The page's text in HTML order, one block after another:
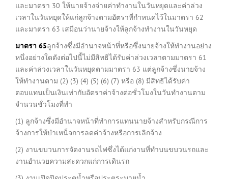
และมาตรา 30 ให้นายจ้างจ่ายค่าทำงานในวันหยุดและค่าล่วง
เวลาในวันหยุดให้แก่ลูกจ้างตามอัตราที่กำหนดไว้ในมาตรา 62
และมาตรา 63 เสมือนว่านายจ้างให้ลูกจ้างทำงานในวันหยุด
มาตรา 65ลูกจ้างซึ่งมีอำนาจหน้าที่หรือซึ่งนายจ้างให้ทำงานอย่าง
หนึ่งอย่างใดดังต่อไปนี้ไม่มีสิทธิได้รับค่าล่วงเวลาตามมาตรา 61
และค่าล่วงเวลาในวันหยุดตามมาตรา 63 แต่ลูกจ้างซึ่งนายจ้าง
ให้ทำงานตาม (2) (3) (4) (5) (6) (7) หรือ (8) มีสิทธิได้รับค่า
ตอบแทนเป็นเงินเท่ากับอัตราค่าจ้างต่อชั่วโมงในวันทำงานตาม
จำนวนชั่วโมงที่ทำ
(1) ลูกจ้างซึ่งมีอำนาจหน้าที่ทำการแทนนายจ้างสำหรับกรณีการ
จ้างการให้บำเหน็จการลดค่าจ้างหรือการเลิกจ้าง
(2) งานขบวนการจัดงานรถไฟซึ่งได้แก่งานที่ทำบนขบวนรถและ
งานอำนวยความสะดวกแก่การเดินรถ